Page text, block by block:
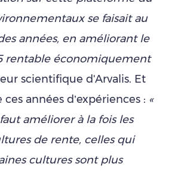
se faisait au
années, en améliorant le
rentable économiquement
scientifique d'Arvalis. Et
années d’expériences : «
améliorer à la fois les
de rente, celles qui
cultures sont plus